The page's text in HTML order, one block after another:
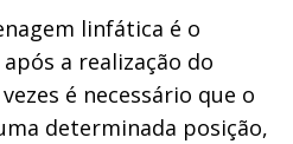
linfática é o
a realização do
é necessário que o
determinada posição,